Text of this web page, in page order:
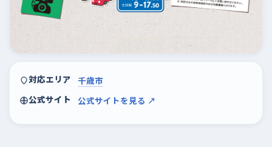
対応エリア 千歳市
公式サイト
公式サイトを見る ↗